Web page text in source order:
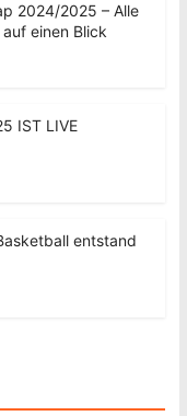
2024/2025 – Alle
einen Blick
IST LIVE
entstand